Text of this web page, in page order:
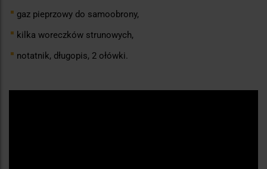
gaz pieprzowy do samoobrony,
kilka woreczków strunowych,
notatnik, długopis, 2 ołówki.